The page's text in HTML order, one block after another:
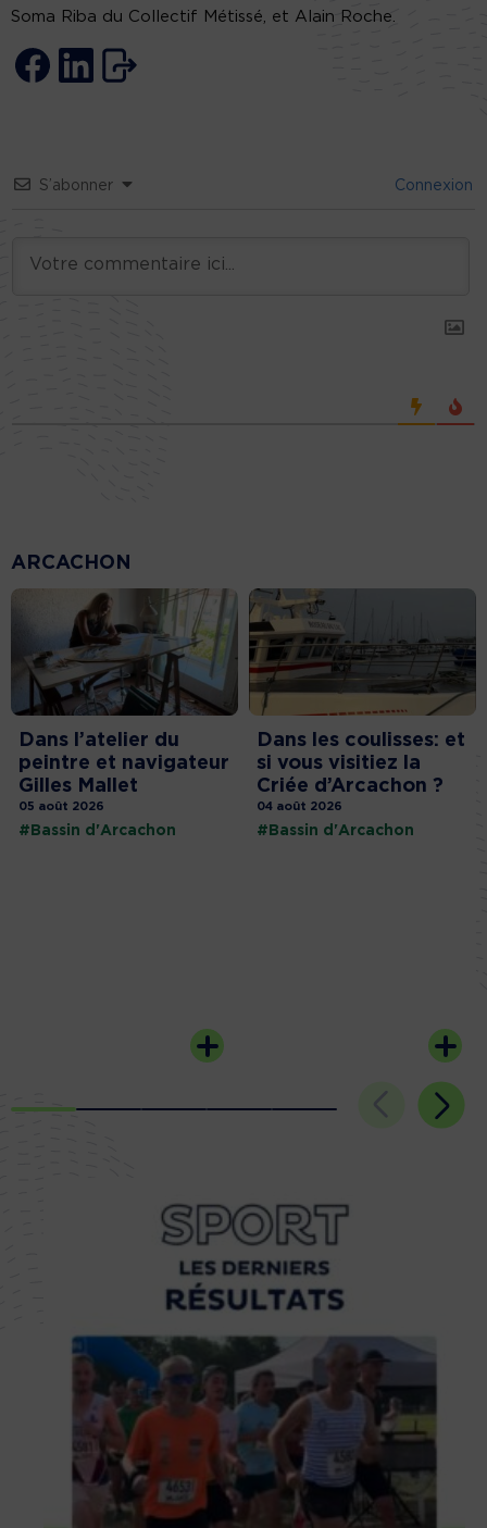
Soma Riba du Collectif Métissé, et Alain Roche.
S’abonner Connexion
ARCACHON
Dans l’atelier du
peintre et navigateur
Gilles Mallet
05 août 2026
#Bassin d'Arcachon
Dans les coulisses: et
si vous visitiez la
Criée d’Arcachon ?
04 août 2026
#Bassin d'Arcachon